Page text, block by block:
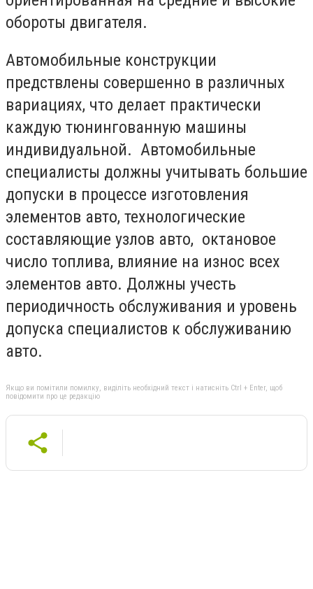
обороты двигателя.
Автомобильные конструкции
предствлены совершенно в различных
вариациях, что делает практически
каждую тюнингованную машины
индивидуальной. Автомобильные
специалисты должны учитывать большие
допуски в процессе изготовления
элементов авто, технологические
составляющие узлов авто, октановое
число топлива, влияние на износ всех
элементов авто. Должны учесть
периодичность обслуживания и уровень
допуска специалистов к обслуживанию
авто.
Якщо ви помітили помилку, виділіть необхідний текст і натисніть Ctrl + Enter, щоб
повідомити про це редакцію